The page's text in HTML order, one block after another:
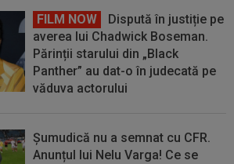
FILM NOW
Dispută în justiție pe
averea lui Chadwick Boseman.
Părinții starului din „Black
Panther” au dat-o în judecată pe
văduva actorului
Șumudică nu a semnat cu CFR.
Anunțul lui Nelu Varga! Ce se